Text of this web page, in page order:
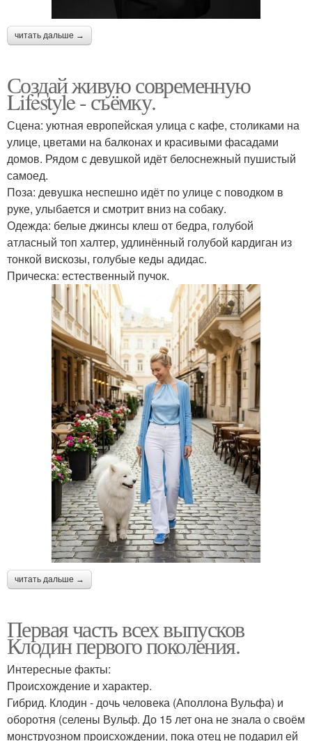
читать дальше →
Создай живую современную
Lifestyle - съёмку.
Сцена: уютная европейская улица с кафе, столиками на
улице, цветами на балконах и красивыми фасадами
домов. Рядом с девушкой идёт белоснежный пушистый
самоед.
Поза: девушка неспешно идёт по улице с поводком в
руке, улыбается и смотрит вниз на собаку.
Одежда: белые джинсы клеш от бедра, голубой
атласный топ халтер, удлинённый голубой кардиган из
тонкой вискозы, голубые кеды адидас.
Прическа: естественный пучок.
читать дальше →
Первая часть всех выпусков
Клодин первого поколения.
Интересные факты:
Происхождение и характер.
Гибрид. Клодин - дочь человека (Аполлона Вульфа) и
оборотня (селены Вульф. До 15 лет она не знала о своём
монструозном происхождении, пока отец не подарил ей